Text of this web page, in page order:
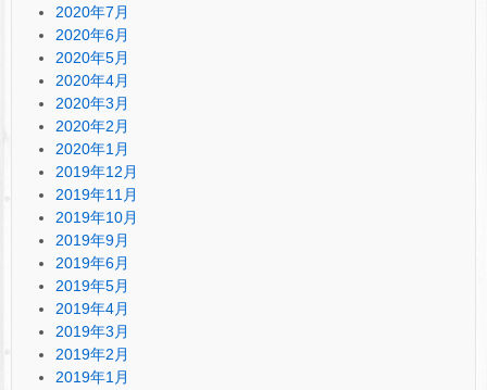
2020年7月
2020年6月
2020年5月
2020年4月
2020年3月
2020年2月
2020年1月
2019年12月
2019年11月
2019年10月
2019年9月
2019年6月
2019年5月
2019年4月
2019年3月
2019年2月
2019年1月